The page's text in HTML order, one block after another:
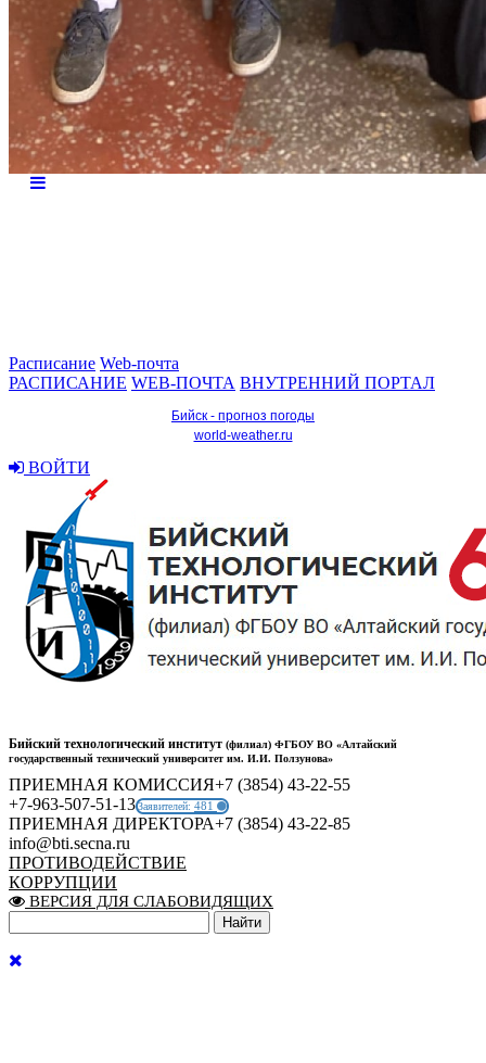
Расписание Web-почта
РАСПИСАНИЕ WEB-ПОЧТА ВНУТРЕННИЙ ПОРТАЛ
Бийск - прогноз погоды
world-weather.ru
ВОЙТИ
Бийский технологический институт (филиал) ФГБОУ ВО «Алтайский
государственный технический университет им. И.И. Ползунова»
ПРИЕМНАЯ КОМИССИЯ+7 (3854) 43-22-55
+7-963-507-51-13Заявителей: 481
ПРИЕМНАЯ ДИРЕКТОРА+7 (3854) 43-22-85
info@bti.secna.ru
ПРОТИВОДЕЙСТВИЕ
КОРРУПЦИИ
ВЕРСИЯ ДЛЯ СЛАБОВИДЯЩИХ